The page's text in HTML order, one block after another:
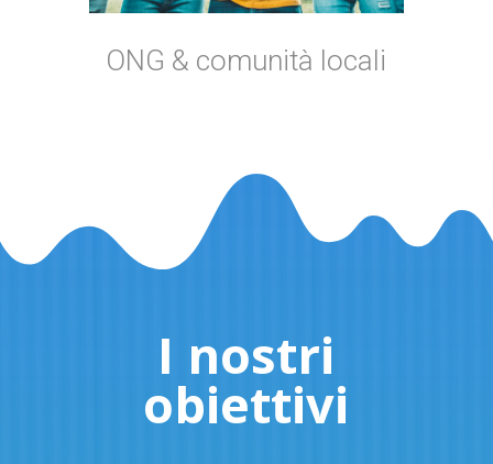
ONG & comunità locali
I nostri
obiettivi